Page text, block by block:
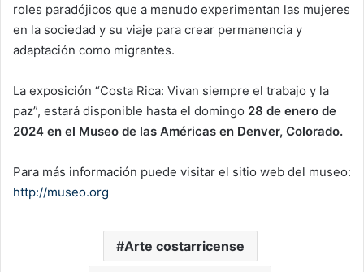
roles paradójicos que a menudo experimentan las mujeres
en la sociedad y su viaje para crear permanencia y
adaptación como migrantes.
La exposición “Costa Rica: Vivan siempre el trabajo y la
paz”, estará disponible hasta el domingo 28 de enero de
2024 en el Museo de las Américas en Denver, Colorado.
Para más información puede visitar el sitio web del museo:
http://museo.org
Arte costarricense